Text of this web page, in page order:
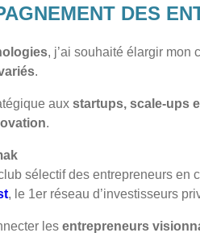
DES
, j’ai souhaité élargir mon
.
aux startups, scale-ups
.
sélectif des entrepreneurs en
, le 1er réseau d’investisseurs
les entrepreneurs